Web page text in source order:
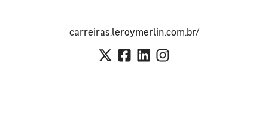
carreiras.leroymerlin.com.br/